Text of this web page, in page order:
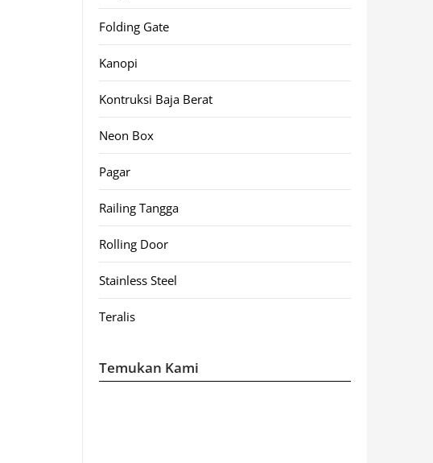
Folding Gate
Kanopi
Kontruksi Baja Berat
Neon Box
Pagar
Railing Tangga
Rolling Door
Stainless Steel
Teralis
Temukan Kami